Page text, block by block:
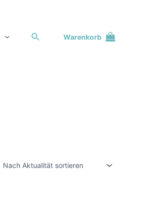
SuchenWarenkorb